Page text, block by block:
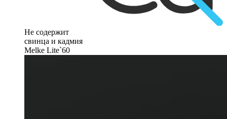
Не содержит
свинца и кадмия
Melke Lite`60